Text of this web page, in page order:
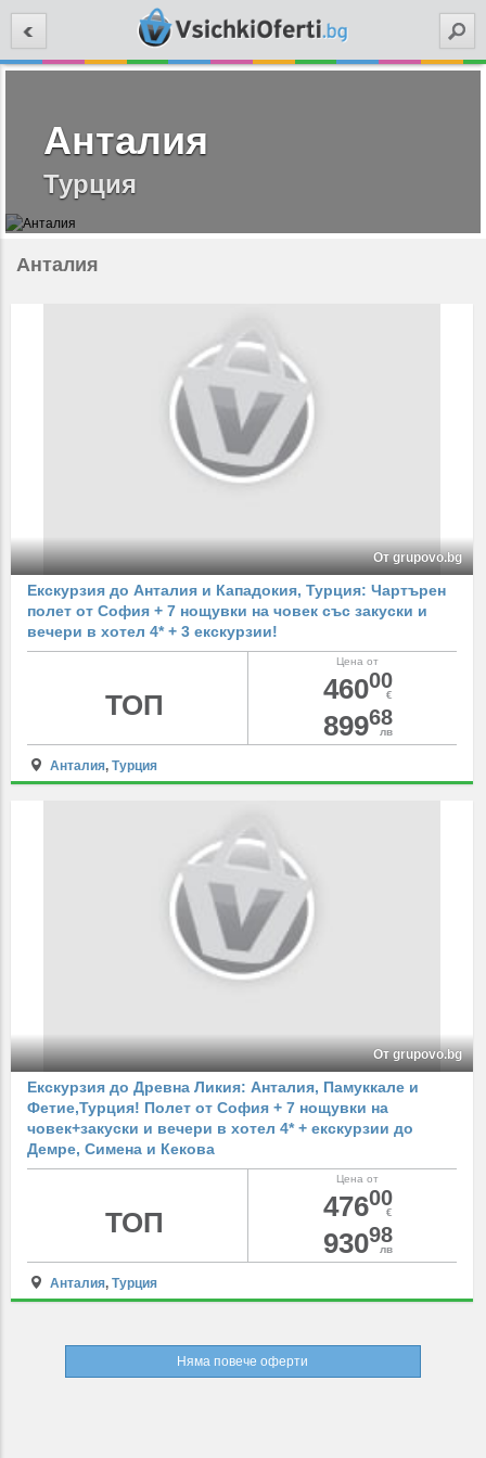
Анталия
Турция
Анталия
От grupovo.bg
Екскурзия до Анталия и Кападокия, Турция: Чартърен
полет от София + 7 нощувки на човек със закуски и
вечери в хотел 4* + 3 екскурзии!
Цена от
46000
€
89968
лв
ТОП
Анталия,Турция
От grupovo.bg
Екскурзия до Древна Ликия: Анталия, Памуккале и
Фетие,Турция! Полет от София + 7 нощувки на
човек+закуски и вечери в хотел 4* + екскурзии до
Демре, Симена и Кекова
Цена от
47600
€
93098
лв
ТОП
Анталия,Турция
Няма повече оферти